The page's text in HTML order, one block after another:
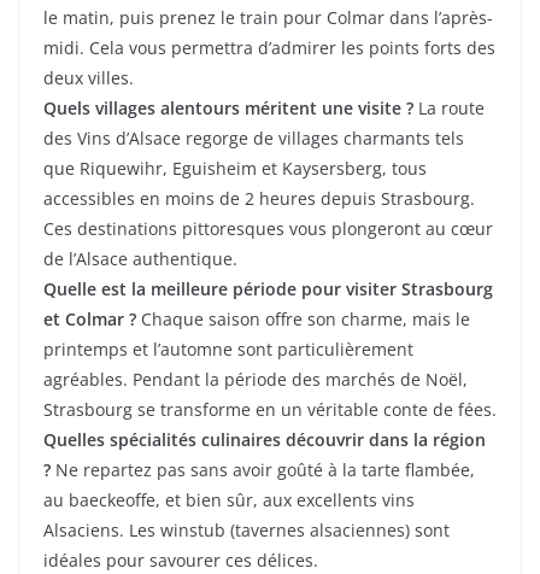
le matin, puis prenez le train pour Colmar dans l’après-
midi. Cela vous permettra d’admirer les points forts des
deux villes.
Quels villages alentours méritent une visite ? La route
des Vins d’Alsace regorge de villages charmants tels
que Riquewihr, Eguisheim et Kaysersberg, tous
accessibles en moins de 2 heures depuis Strasbourg.
Ces destinations pittoresques vous plongeront au cœur
de l’Alsace authentique.
Quelle est la meilleure période pour visiter Strasbourg
et Colmar ? Chaque saison offre son charme, mais le
printemps et l’automne sont particulièrement
agréables. Pendant la période des marchés de Noël,
Strasbourg se transforme en un véritable conte de fées.
Quelles spécialités culinaires découvrir dans la région
? Ne repartez pas sans avoir goûté à la tarte flambée,
au baeckeoffe, et bien sûr, aux excellents vins
Alsaciens. Les winstub (tavernes alsaciennes) sont
idéales pour savourer ces délices.